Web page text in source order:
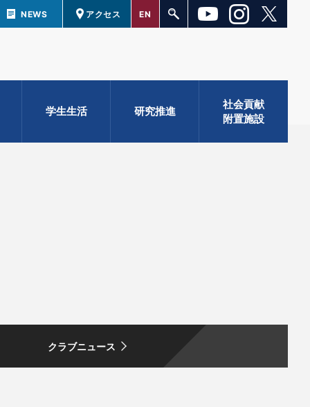
NEWS アクセス EN
学生生活 研究推進
社会貢献
附置施設
クラブニュース